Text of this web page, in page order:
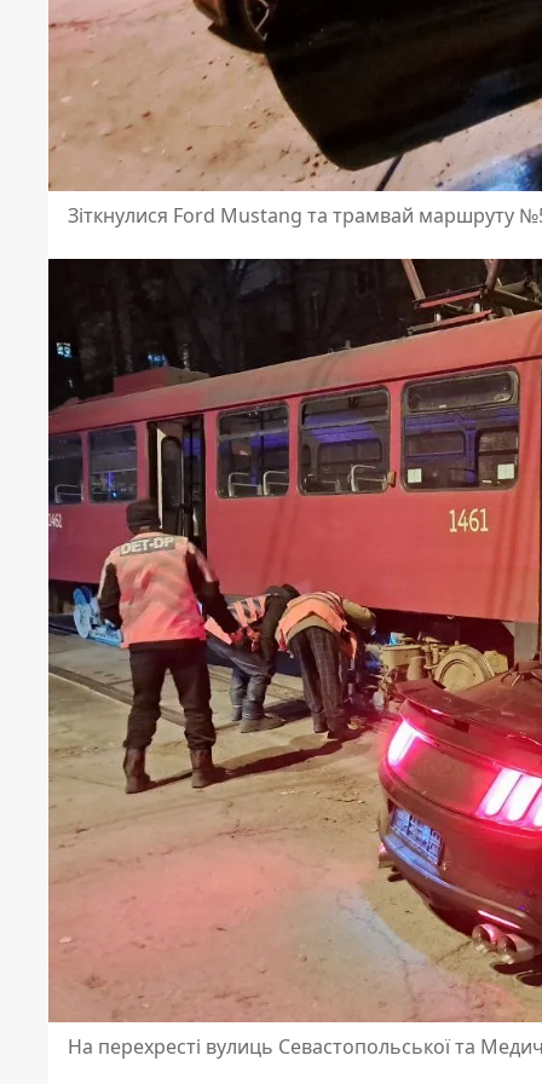
Зіткнулися Ford Mustang та трамвай маршруту
На перехресті вулиць Севастопольської та